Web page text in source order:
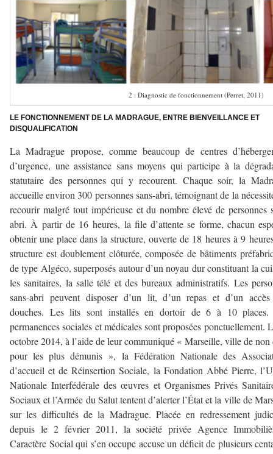
2 : Diagnostic de fonctionnement (Perret, 2011)
LE FONCTIONNEMENT DE LA MADRAGUE, ENTRE BIENVEILLANCE ET
DISQUALIFICATION
La Madrague propose, comme beaucoup de centres
d’urgence, une assistance sans moyens qui participe à la
statutaire des personnes qui y recourent. Chaque soir, la
accueille environ 300 personnes sans-abri, témoignant de la
recourir malgré tout impérieuse et du nombre élevé de personnes
abri. À partir de 16 heures, la file d’attente se forme, chacun
obtenir une place dans la structure, ouverte de 18 heures à 9
structure est doublement clôturée, composée de bâtiments
de type Algéco, superposés autour d’un noyau dur constituant la
les sanitaires, la salle télé et des bureaux administratifs. Les
sans-abri peuvent disposer d’un lit, d’un repas et d’un
douches. Les lits sont installés en dortoir de 6 à 10 places.
permanences sociales et médicales sont proposées ponctuellement.
octobre 2014, à l’aide de leur communiqué « Marseille, ville de
pour les plus démunis », la Fédération Nationale des
d’accueil et de Réinsertion Sociale, la Fondation Abbé Pierre,
Nationale Interfédérale des œuvres et Organismes Privés
Sociaux et l’Armée du Salut tentent d’alerter l’État et la ville de
sur les difficultés de la Madrague. Placée en redressement
depuis le 2 février 2011, la société privée Agence
Caractère Social qui s’en occupe accuse un déficit de plusieurs